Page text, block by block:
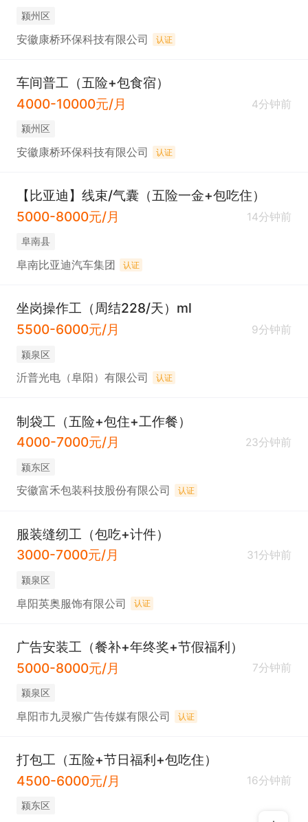
颍州区
安徽康桥环保科技有限公司 认证
车间普工（五险+包食宿）
4000-10000元/月
4分钟前
颍州区
安徽康桥环保科技有限公司 认证
【比亚迪】线束/气囊（五险一金+包吃住）
5000-8000元/月
14分钟前
阜南县
阜南比亚迪汽车集团 认证
坐岗操作工（周结228/天）ml
5500-6000元/月
9分钟前
颍泉区
沂普光电（阜阳）有限公司 认证
制袋工（五险+包住+工作餐）
4000-7000元/月
23分钟前
颍东区
安徽富禾包装科技股份有限公司 认证
服装缝纫工（包吃+计件）
3000-7000元/月
31分钟前
颍泉区
阜阳英奥服饰有限公司 认证
广告安装工（餐补+年终奖+节假福利）
5000-8000元/月
7分钟前
颍泉区
阜阳市九灵猴广告传媒有限公司 认证
打包工（五险+节日福利+包吃住）
4500-6000元/月
16分钟前
颍东区